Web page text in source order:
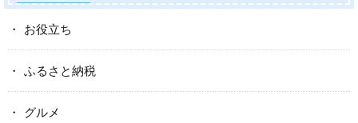
お役立ち
ふるさと納税
グルメ